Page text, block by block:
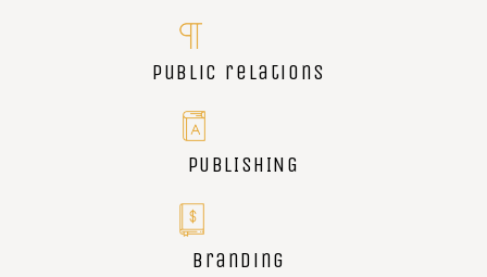
Public relations
PUBLISHING
Branding